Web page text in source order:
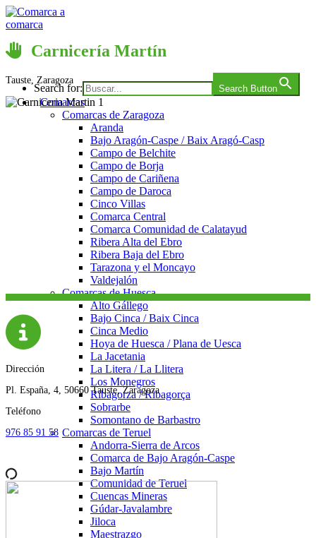
Saltar
al
Comarca a comarca
Search for: Search Button
Comarcas
Comarcas de Zaragoza
Aranda
Bajo Aragón-Caspe / Baix Aragó-Casp
Campo de Belchite
Campo de Borja
Campo de Cariñena
Campo de Daroca
Cinco Villas
Comarca Central
Comarca Comunidad de Calatayud
Ribera Alta del Ebro
Ribera Baja del Ebro
Tarazona y el Moncayo
Valdejalón
Comarcas de Huesca
Alto Gállego
Bajo Cinca / Baix Cinca
Cinca Medio
Hoya de Huesca / Plana de Uesca
La Jacetania
La Litera / La Llitera
Los Monegros
Ribagorza / Ribagorça
Sobrarbe
Somontano de Barbastro
Comarcas de Teruel
Andorra-Sierra de Arcos
Comarca de Bajo Aragón-Caspe
Bajo Martín
Comunidad de Teruel
Cuencas Mineras
Gúdar-Javalambre
Jiloca
Maestrazgo
Carnicería Martín
Tauste, Zaragoza
Dirección
Pl. España, 4, 50660 Tauste, Zaragoza
Teléfono
976 85 91 58